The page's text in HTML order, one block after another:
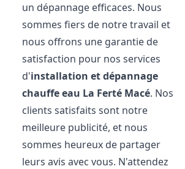
un dépannage efficaces. Nous
sommes fiers de notre travail et
nous offrons une garantie de
satisfaction pour nos services
d'installation et dépannage
chauffe eau La Ferté Macé. Nos
clients satisfaits sont notre
meilleure publicité, et nous
sommes heureux de partager
leurs avis avec vous. N'attendez